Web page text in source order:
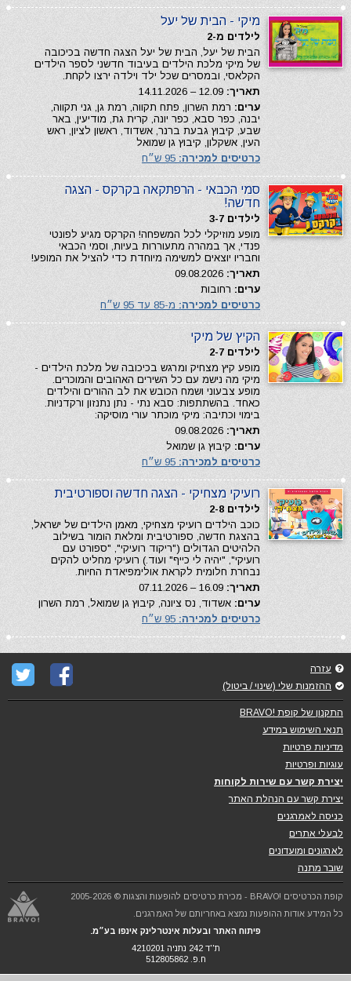
מיקי - הבית של יעל
לילדים מ-2
הבית של יעל, הבית של יעל הצגה חדשה בכיכובה
של מיקי מלכת הילדים בעיבוד חדשני לספר הילדים
הקלאסי, ובמסרים שכל ילד וילדה ירצו לקחת.
תאריך:
ערים: רמת השרון, פתח תקווה, רמת גן, גני תקווה,
יבנה, כפר סבא, כפר יונה, קרית גת, מודיעין, באר
שבע, קיבוץ גבעת ברנר, אשדוד, ראשון לציון, ראש
העין, אשקלון, קיבוץ גן שמואל
כרטיסים למכירה:
סמי הכבאי - הרפתקאה בקרקס - הצגה
חדשה!
לילדים 3-7
מופע מוזיקלי לכל המשפחה! הקרקס מגיע לפונטי
פנדי, אך במהרה מתעוררות בעיות, וסמי הכבאי
וחבריו יוצאים למשימה מיוחדת כדי להציל את המופע!
תאריך:
ערים: רחובות
כרטיסים למכירה: מ-85 עד 95 ש״ח
הקיץ של מיקי
לילדים 2-7
מופע קיץ מצחיק ומרגש בכיכובה של מלכת הילדים -
מיקי מה נישמ עם כל השירים האהובים והמוכרים.
מופע צבעוני ושמח הכובש את לב ההורים והילדים
כאחד. בהשתתפות: סבא נתי - נתן נתנזון ורקדניות.
בימוי וכתיבה: מיקי מוכתר עורי מוסיקה:
תאריך:
ערים: קיבוץ גן שמואל
כרטיסים למכירה:
רועיקי מצחיקי - הצגה חדשה וספורטיבית
לילדים 2-8
כוכב הילדים רועיקי מצחיקי, מאמן הילדים של ישראל,
בהצגת חדשה, ספורטיבית ומלאת הומור בשילוב
הלהיטים הגדולים ("ריקוד רועיקי", "ספורט עם
רועיקי", "יהיה לי כייף" ועוד.) רועיקי מחליט להקים
נבחרת חלומית לקראת אולימפיאדת החיות.
תאריך:
ערים: אשדוד, נס ציונה, קיבוץ גן שמואל, רמת השרון
כרטיסים למכירה:
עזרה
ההזמנות שלי (שינוי / ביטול)
התקנון של קופת !BRAVO
תנאי השימוש במידע
מדיניות פרטיות
עוגיות ופרטיות
יצירת קשר עם שירות לקוחות
יצירת קשר עם הנהלת האתר
כניסה לאמרגנים
לבעלי אתרים
לארגונים ומועדונים
שובר מתנה
קופת הכרטיסים !BRAVO - מכירת כרטיסים להופעות והצגות © 2005-2026
כל המידע אודות ההופעות נמצא באחריותם של האמרגנים.
פיתוח האתר ובעלות אינטרלינק אינפו בע״מ.
ת''ד 242 נתניה 4210201
ח.פ. 512805862